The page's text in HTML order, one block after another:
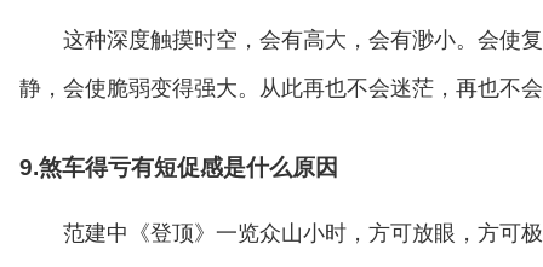
这种深度触摸时空，会有高大，会有渺小。会使
静，会使脆弱变得强大。从此再也不会迷茫，再也不
9.煞车得亏有短促感是什么原因
范建中《登顶》一览众山小时，方可放眼，方可